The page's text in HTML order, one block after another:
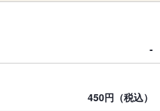
-
450円（税込）